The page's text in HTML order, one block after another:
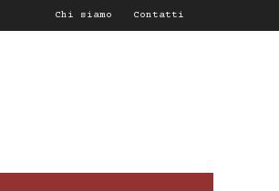
Chi siamo Contatti